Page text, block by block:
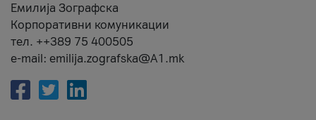
Емилија Зографска
Корпоративни комуникации
тел. ++389 75 400505
e-mail: emilija.zografska@A1.mk